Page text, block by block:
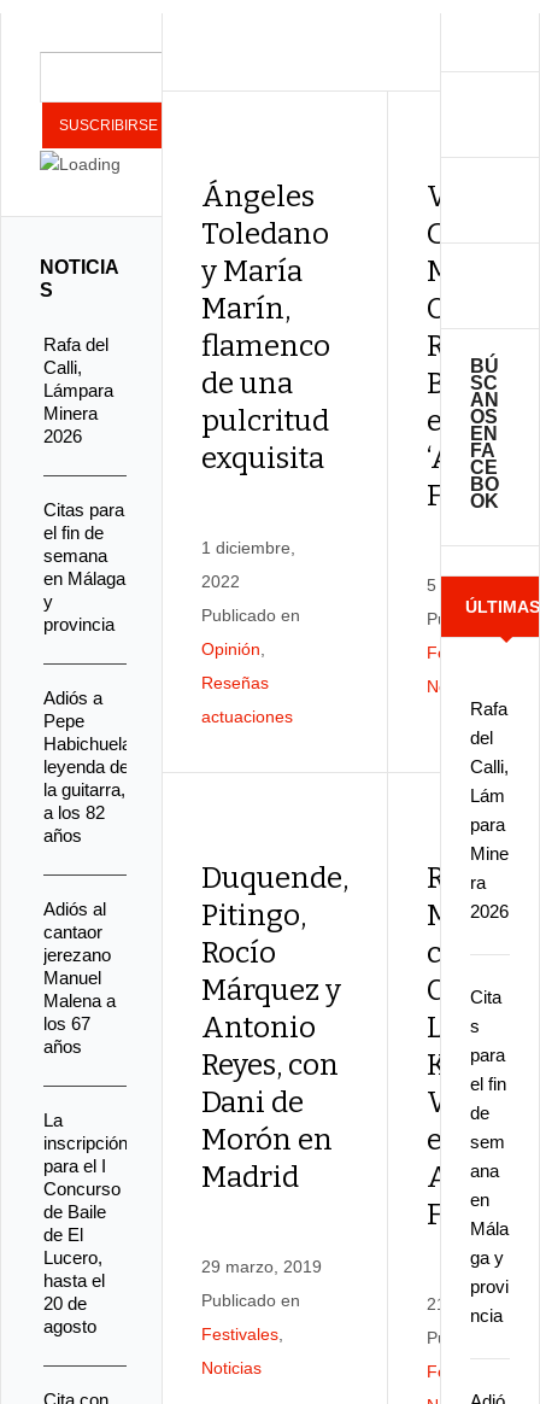
Ángeles
Toledano
y María
Marín,
flamenco
de una
pulcritud
exquisita
1 diciembre,
2022
Publicado en
Opinión
Reseñas
actuaciones
Gámez,
Ortega y
Rocío
Bazán,
el Ciclo
5 abril, 2019
Publicado en
Festivales
Noticias
Duquende,
Pitingo,
Rocío
Márquez y
Antonio
Reyes, con
Dani de
Morón en
Madrid
29 marzo, 2019
Publicado en
Festivales
Noticias
Rocío
con
Carmen
Linares
Kiko
Veneno,
en el
21 marzo,
Publicado en
Festivales
BÚ
SC
AN
OS
EN
FA
CE
BO
OK
ÚLTIMAS
Rafa
del
Calli,
Lám
para
Mine
ra
2026
Cita
s
para
el fin
de
sem
ana
en
Mála
ga y
provi
ncia
NOTICIA
S
Rafa del
Calli,
Lámpara
Minera
2026
Citas para
el fin de
semana
en Málaga
y
provincia
Adiós a
Pepe
Habichuela,
leyenda de
la guitarra,
a los 82
años
Adiós al
cantaor
jerezano
Manuel
Malena a
los 67
años
La
inscripción
para el I
Concurso
de Baile
de El
Lucero,
hasta el
20 de
agosto
Cita con